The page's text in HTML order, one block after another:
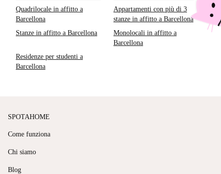
Quadrilocale in affitto a
Barcellona
Appartamenti con più di 3
stanze in affitto a Barcellona
Stanze in affitto a Barcellona
Monolocali in affitto a
Barcellona
Residenze per studenti a
Barcellona
SPOTAHOME
Come funziona
Chi siamo
Blog